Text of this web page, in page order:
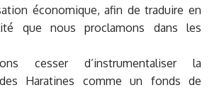
économique, afin de traduire en
que nous proclamons dans les
cesser d’instrumentaliser la
Haratines comme un fonds de